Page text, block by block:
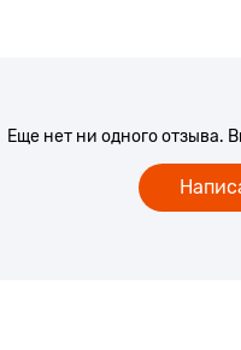
Еще нет ни одного отзыва.